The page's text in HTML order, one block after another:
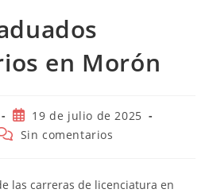
en Morón
Publicación
de
la
19 de julio de 2025
entrada:
Sin comentarios
las carreras de licenciatura en